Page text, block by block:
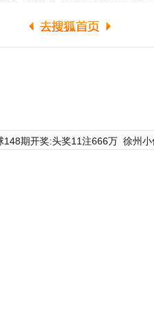
148期开奖:头奖11注666万 徐州